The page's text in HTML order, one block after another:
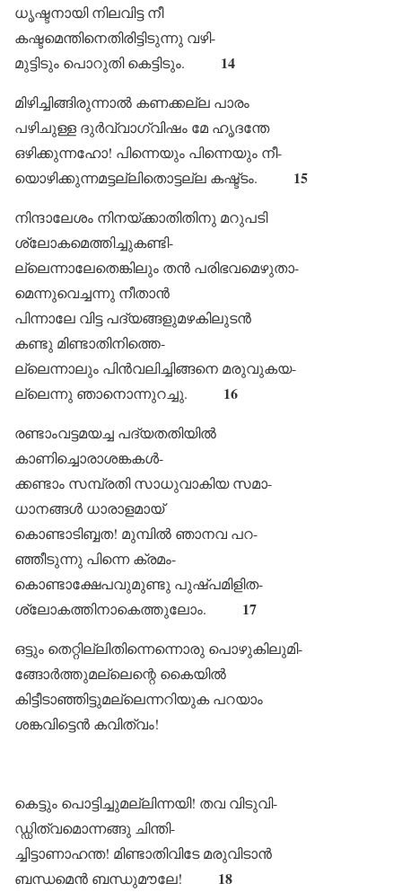
ധൃഷ്ടനായി നിലവിട്ട നീ
കഷ്ടമെന്തിനെതിരിട്ടിടുന്നു വഴി-
മുട്ടിടും പൊറുതി കെട്ടിടും.
14
മിഴിച്ചിങ്ങിരുന്നാൽ കണക്കല്ല പാരം
പഴിചുള്ള ദുർവ്വാഗ്വിഷം മേ ഹൃദന്തേ
ഒഴിക്കുന്നഹോ! പിന്നെയും പിന്നെയും നീ-
യൊഴിക്കുന്നമട്ടല്ലിതൊട്ടല്ല കഷ്ട്ടം.
15
നിന്ദാലേശം നിനയ്ക്കാതിതിനു മറുപടി
ശ്ലോകമെത്തിച്ചുകണ്ടി-
ല്ലെന്നാലേതെങ്കിലും തൻ പരിഭവമെഴുതാ-
മെന്നുവെച്ചന്നു നീതാൻ
പിന്നാലേ വിട്ട പദ്യങ്ങളുമഴകിലുടൻ
കണ്ടു മിണ്ടാതിനിത്തെ-
ല്ലെന്നാലും പിൻവലിച്ചിങ്ങനെ മരുവുകയ-
ല്ലെന്നു ഞാനൊന്നുറച്ചു.
16
രണ്ടാംവട്ടമയച്ച പദ്യതതിയിൽ
കാണിച്ചൊരാശങ്കകൾ-
ക്കണ്ടാം സമ്പ്രതി സാധുവാകിയ സമാ-
ധാനങ്ങൾ ധാരാളമായ്
കൊണ്ടാടിബ്ബത! മുമ്പിൽ ഞാനവ പറ-
ഞ്ഞീടുന്നു പിന്നെ ക്രമം-
കൊണ്ടാക്ഷേപവുമുണ്ടു പുഷ്പമിളിത-
ശ്ലോകത്തിനാകെത്തുലോം.
17
ഒട്ടും തെറ്റില്ലിതിന്നെന്നൊരു പൊഴുകിലുമി-
ങ്ങോർത്തുമല്ലെന്റെ കൈയിൽ
കിട്ടീടാഞ്ഞിട്ടുമല്ലെന്നറിയുക പറയാം
ശങ്കവിട്ടെൻ കവിത്വം!
കെട്ടും പൊട്ടിച്ചുമല്ലിന്നയി! തവ വിടുവി‌-
ഡ്ഡിത്വമൊന്നങ്ങു ചിന്തി‌-
ച്ചിട്ടാണാഹന്ത! മിണ്ടാതിവിടേ മരുവിടാൻ
ബന്ധമെൻ ബന്ധുമൗലേ!
18